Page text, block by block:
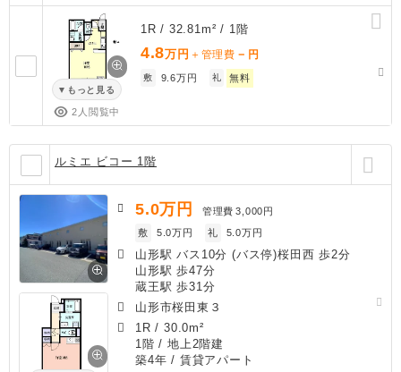
もっと見る
2人閲覧中
1R / 32.81m² / 1階
4.8万円 ＋管理費 － 円
敷 9.6万円 礼 無料
ルミエ ビコー 1階
5.0万円 管理費 3,000円
敷
5.0万円 礼 5.0万円
山形駅 バス10分 (バス停)桜田西 歩2分
山形駅 歩47分
蔵王駅 歩31分
山形市桜田東３
1R /30.0m²
1階 / 地上2階建
築4年 / 賃貸アパート